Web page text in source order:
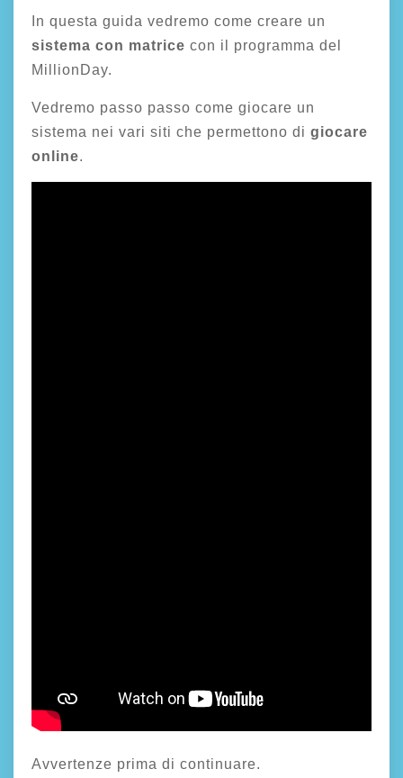
In questa guida vedremo come creare un
sistema con matrice con il programma del
MillionDay.
Vedremo passo passo come giocare un
sistema nei vari siti che permettono di giocare
online.
Avvertenze prima di continuare.